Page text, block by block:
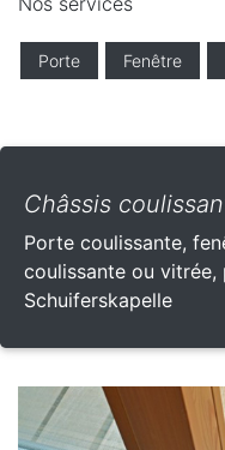
Porte Fenêtre
Châssis
Porte coulissante,
coulissante ou
Schuiferskapelle